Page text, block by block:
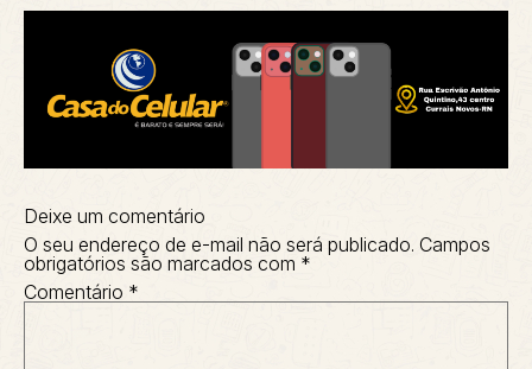
Deixe um comentário
O seu endereço de e-mail não será publicado. Campos
obrigatórios são marcados com *
Comentário *